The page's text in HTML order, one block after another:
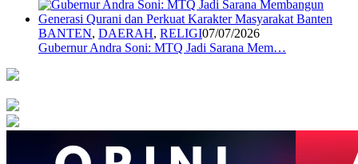
BANTEN, DAERAH, RELIGI07/07/2026
Gubernur Andra Soni: MTQ Jadi Sarana Mem…